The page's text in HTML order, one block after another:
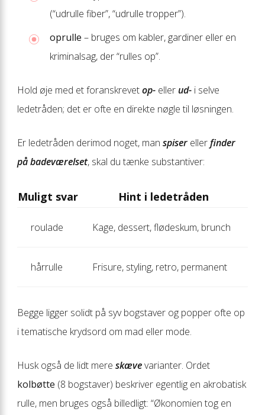
(“udrulle fiber”, “udrulle tropper”).
oprulle – bruges om kabler, gardiner eller en
kriminalsag, der “rulles op”.
Hold øje med et foranskrevetop- eller ud- i selve
ledetråden; det er ofte en direkte nøgle til løsningen.
Er ledetråden derimod noget, man spiser ellerfinder
på badeværelset, skal du tænke substantiver:
Muligt svar Hint i ledetråden
roulade Kage, dessert, flødeskum, brunch
hårrulle Frisure, styling, retro, permanent
Begge ligger solidt på syv bogstaver og popper ofte op
i tematische krydsord om mad eller mode.
Husk også de lidt mere skævevarianter. Ordet
kolbøtte (8 bogstaver) beskriver egentlig en akrobatisk
rulle, men bruges også billedligt: “Økonomien tog en